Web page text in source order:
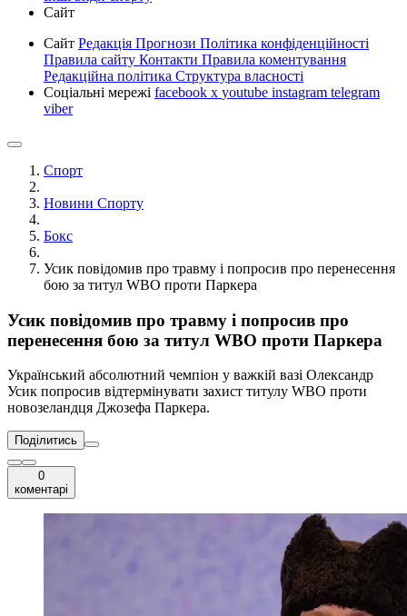
Сайт
Сайт Редакція Прогнози Політика конфіденційності
Правила сайту Контакти Правила коментування
Редакційна політика Структура власності
Соціальні мережі facebook x youtube instagram telegram
viber
Спорт
Новини Спорту
Бокс
Усик повідомив про травму і попросив про перенесення
бою за титул WBO проти Паркера
Усик повідомив про травму і попросив про
перенесення бою за титул WBO проти Паркера
Український абсолютний чемпіон у важкій вазі Олександр
Усик попросив відтермінувати захист титулу WBO проти
новозеландця Джозефа Паркера.
Поділитись
0
коментарі